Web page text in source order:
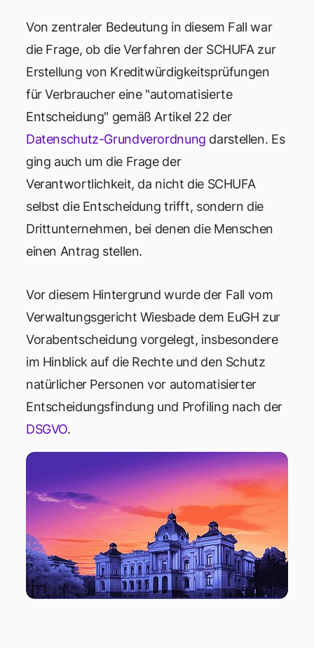
Von zentraler Bedeutung in diesem Fall war
die Frage, ob die Verfahren der SCHUFA zur
Erstellung von Kreditwürdigkeitsprüfungen
für Verbraucher eine "automatisierte
Entscheidung" gemäß Artikel 22 der
Datenschutz-Grundverordnung darstellen. Es
ging auch um die Frage der
Verantwortlichkeit, da nicht die SCHUFA
selbst die Entscheidung trifft, sondern die
Drittunternehmen, bei denen die Menschen
einen Antrag stellen.
Vor diesem Hintergrund wurde der Fall vom
Verwaltungsgericht Wiesbade dem EuGH zur
Vorabentscheidung vorgelegt, insbesondere
im Hinblick auf die Rechte und den Schutz
natürlicher Personen vor automatisierter
Entscheidungsfindung und Profiling nach der
DSGVO.